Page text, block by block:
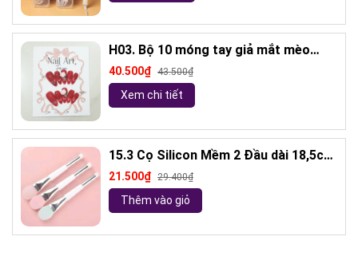
H03. Bộ 10 móng tay giả mắt mèo
kèm keo và giũa móng (ngẫu nhiên)
40.500₫ 43.500₫
Xem chi tiết
15.3 Cọ Silicon Mềm 2 Đầu dài 18,5cm
( ngẫu nhiên)
21.500₫ 29.400₫
Thêm vào giỏ